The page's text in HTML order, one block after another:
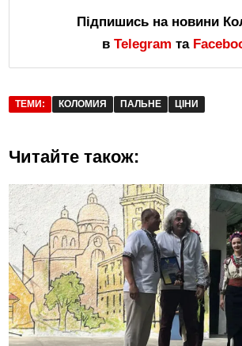
Підпишись на новини
в Telegram та
ТЕМИ: КОЛОМИЯ ПАЛЬНЕ ЦІНИ
Читайте також: